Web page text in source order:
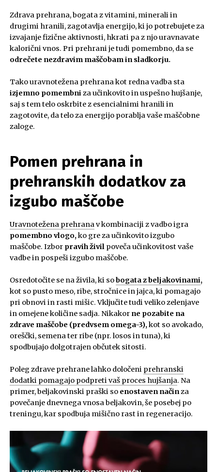
Zdrava prehrana, bogata z vitamini, minerali in
drugimi hranili, zagotavlja energijo, ki jo potrebujete za
izvajanje fizične aktivnosti, hkrati pa z njo uravnavate
kalorični vnos. Pri prehrani je tudi pomembno, da se
odrečete nezdravim maščobam in sladkorju.
Tako uravnotežena prehrana kot redna vadba sta
izjemno pomembniza učinkovito in uspešno hujšanje,
saj s tem telo oskrbite z esencialnimi hranili in
zagotovite, da telo za energijo porablja vaše maščobne
zaloge.
Pomen prehrana in
prehranskih dodatkov za
izgubo maščobe
Uravnotežena prehranav kombinaciji z vadbo igra
pomembno vlogo,ko gre za učinkovito izgubo
maščobe. Izbor pravih živil poveča učinkovitost vaše
vadbe in pospeši izgubo maščobe.
Osredotočite se na živila, ki sobogata z beljakovinami,
kot so pusto meso, ribe, stročnice in jajca, ki pomagajo
pri obnovi in rasti mišic. Vključite tudi veliko zelenjave
in omejene količine sadja. Nikakor ne pozabite na
zdrave maščobe (predvsem omega-3),kot so avokado,
oreščki, semena ter ribe (npr. losos in tuna), ki
spodbujajo dolgotrajen občutek sitosti.
Poleg zdrave prehrane lahko določeni prehranski
dodatki pomagajo podpreti vaš proces hujšanja. Na
primer, beljakovinski praški so enostaven načinza
povečanje dnevnega vnosa beljakovin, še posebej po
treningu, kar spodbuja mišično rast in regeneracijo.